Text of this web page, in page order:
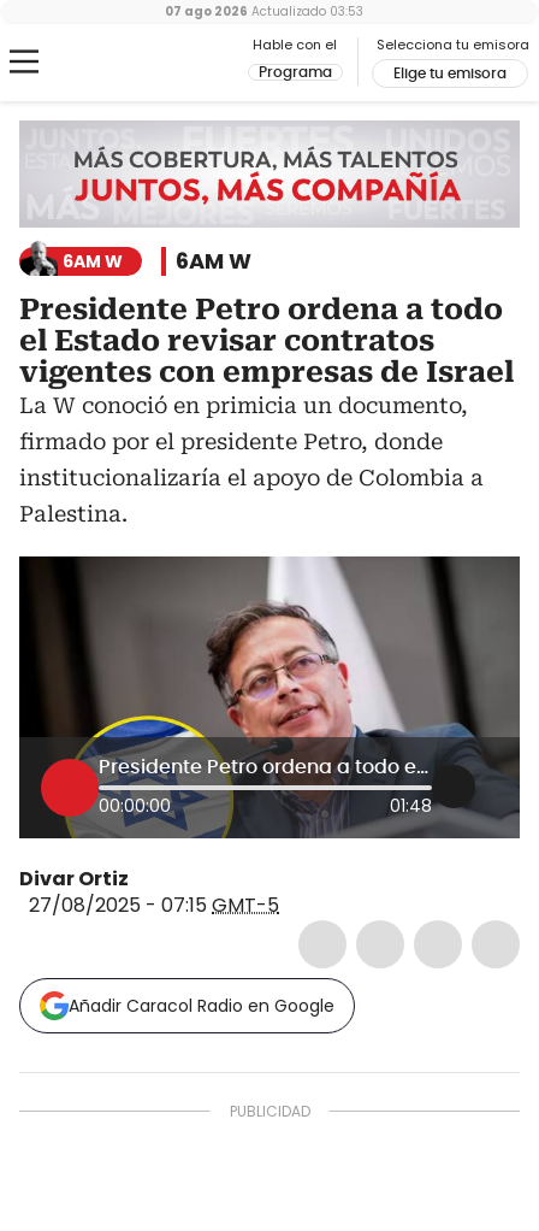
Hable con el
Programa
Selecciona tu emisora
Elige tu emisora
07 ago 2026 Actualizado 03:53
6AM W 6AM W
Presidente Petro ordena a todo
el Estado revisar contratos
vigentes con empresas de Israel
La W conoció en primicia un documento,
firmado por el presidente Petro, donde
institucionalizaría el apoyo de Colombia a
Palestina.
Presidente Petro ordena a todo el Estado revisar contratos vigentes con empresas de Israel
00:00:00 01:48
Divar Ortiz
27/08/2025 - 07:15GMT-5
Añadir Caracol Radio en Google